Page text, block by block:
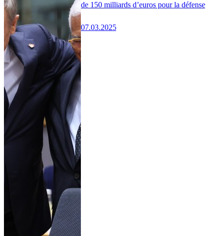
de 150 milliards d’euros pour la défense
07.03.2025